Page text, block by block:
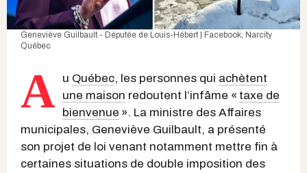
Geneviève Guilbault - Députée de Louis-Hébert | Facebook , Narcity
Québec
A u Québec, les personnes qui achètent
une maison redoutent l’infâme « taxe de
bienvenue ». La ministre des Affaires
municipales, Geneviève Guilbault, a présenté
son projet de loi venant notamment mettre fin à
certaines situations de double imposition des